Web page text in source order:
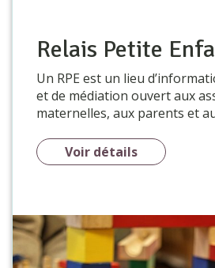
Relais Petite
Un RPE est un lieu
et de médiation ouvert aux
maternelles, aux parents et
Voir détails